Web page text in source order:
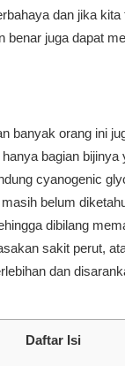
dan jika kita
benar juga dapat
banyak orang ini
bagian bijinya
cyanogenic
belum
dibilang
sakit perut,
dan
Daftar Isi